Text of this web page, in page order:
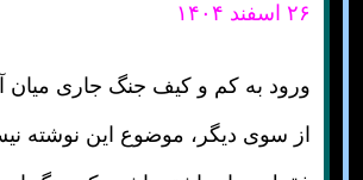
۲۶ اسفند ۱۴۰۴
ورود به کم و کیف جنگ جاری میان
از سوی دیگر، موضوع این نوشته